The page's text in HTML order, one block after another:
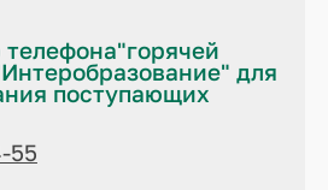
для
поступающих
55